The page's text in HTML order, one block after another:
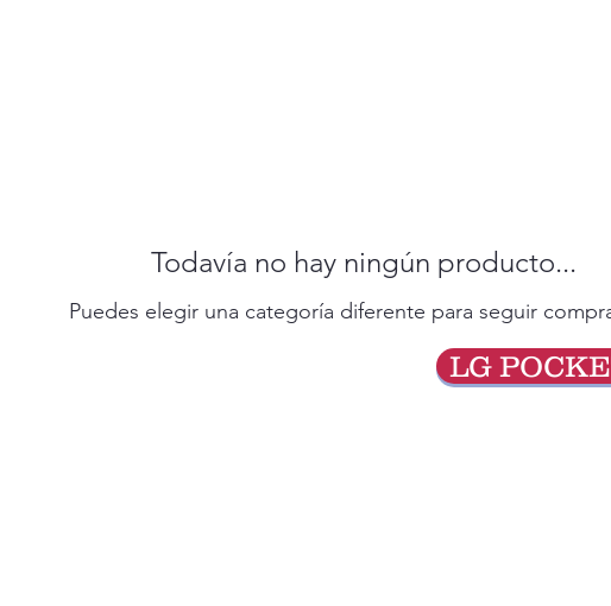
Todavía no hay ningún producto...
Puedes elegir una categoría diferente para seguir
LG